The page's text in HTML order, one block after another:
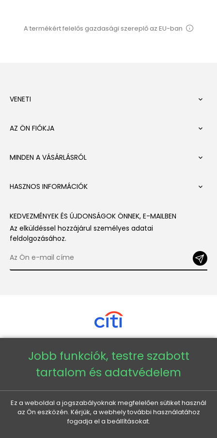
A termékért felelős gazdasági szereplő az EU-ban
VENETI 
AZ ÖN FIÓKJA 
MINDEN A VÁSÁRLÁSRÓL 
HASZNOS INFORMÁCIÓK 
KEDVEZMÉNYEK ÉS ÚJDONSÁGOK ÖNNEK, E-MAILBEN
Az elküldéssel hozzájárul személyes adatai
feldolgozásához.
Copyright © 2026 - Veneti™
Veneti CZ
Jobb funkciók, testre szabott
tartalom és adatvédelem
Ez a weboldal a jogszabályoknak megfelelően sütiket használ
az Ön eszközén. Kérjük, a webhely további használatához
fogadja el a beállításokat.